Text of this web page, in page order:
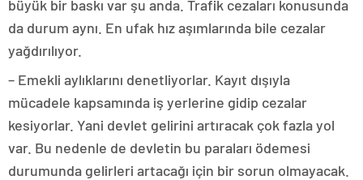
büyük bir baskı var şu anda. Trafik cezaları konusunda
da durum aynı. En ufak hız aşımlarında bile cezalar
yağdırılıyor.
– Emekli aylıklarını denetliyorlar. Kayıt dışıyla
mücadele kapsamında iş yerlerine gidip cezalar
kesiyorlar. Yani devlet gelirini artıracak çok fazla yol
var. Bu nedenle de devletin bu paraları ödemesi
durumunda gelirleri artacağı için bir sorun olmayacak.